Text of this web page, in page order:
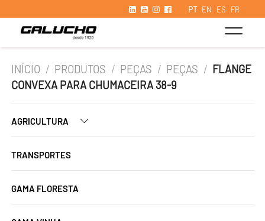
PT EN ES FR
INÍCIO / PRODUTOS / PEÇAS / PEÇAS / FLANGE
CONVEXA PARA CHUMACEIRA 38-9
AGRICULTURA
TRANSPORTES
GAMA FLORESTA